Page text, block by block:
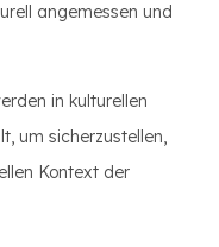
angemessen und
in kulturellen
um sicherzustellen,
Kontext der